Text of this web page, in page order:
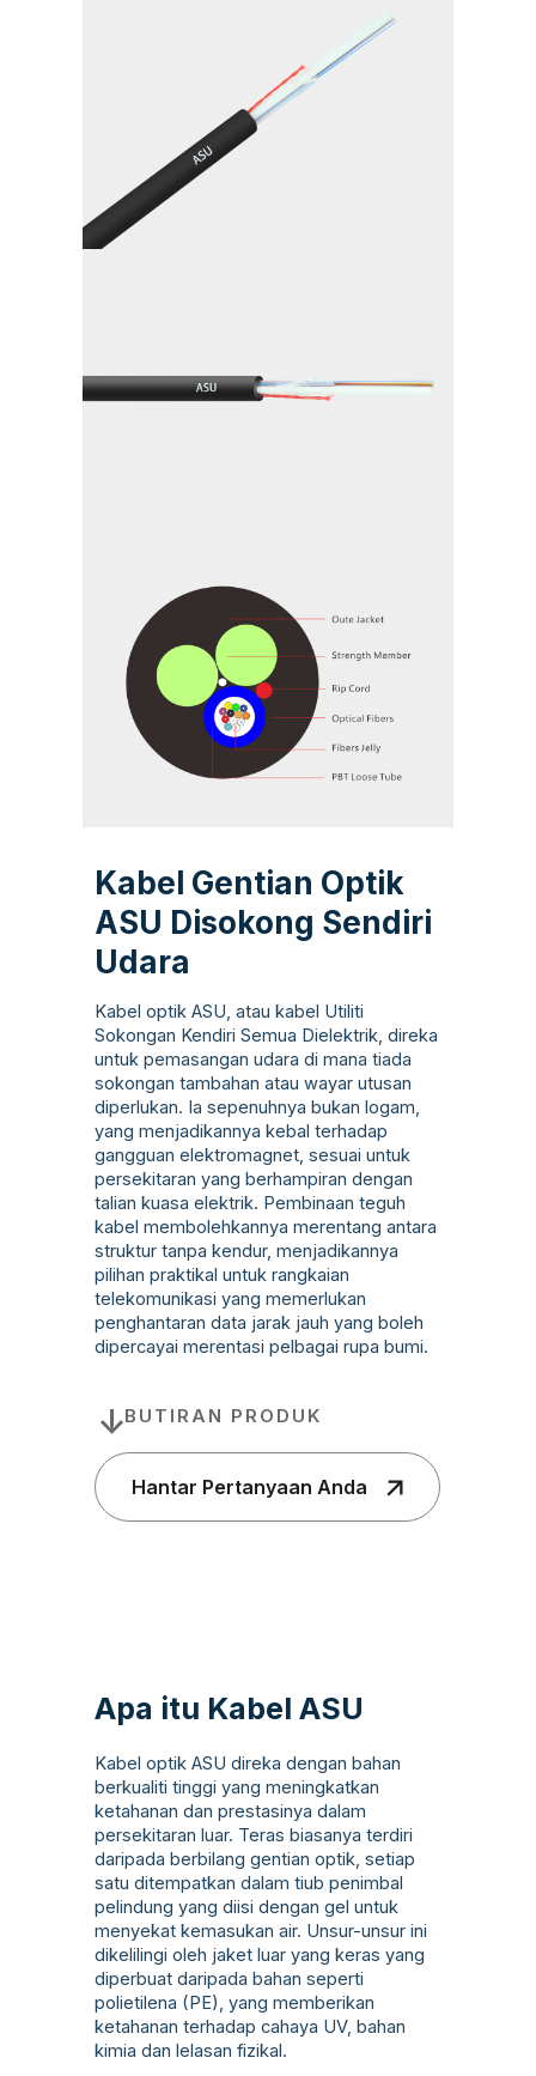
Kabel Gentian Optik
ASU Disokong Sendiri
Udara
Kabel optik ASU, atau kabel Utiliti
Sokongan Kendiri Semua Dielektrik, direka
untuk pemasangan udara di mana tiada
sokongan tambahan atau wayar utusan
diperlukan. Ia sepenuhnya bukan logam,
yang menjadikannya kebal terhadap
gangguan elektromagnet, sesuai untuk
persekitaran yang berhampiran dengan
talian kuasa elektrik. Pembinaan teguh
kabel membolehkannya merentang antara
struktur tanpa kendur, menjadikannya
pilihan praktikal untuk rangkaian
telekomunikasi yang memerlukan
penghantaran data jarak jauh yang boleh
dipercayai merentasi pelbagai rupa bumi.
BUTIRAN PRODUK
Hantar Pertanyaan Anda
Apa itu Kabel ASU
Kabel optik ASU direka dengan bahan
berkualiti tinggi yang meningkatkan
ketahanan dan prestasinya dalam
persekitaran luar. Teras biasanya terdiri
daripada berbilang gentian optik, setiap
satu ditempatkan dalam tiub penimbal
pelindung yang diisi dengan gel untuk
menyekat kemasukan air. Unsur-unsur ini
dikelilingi oleh jaket luar yang keras yang
diperbuat daripada bahan seperti
polietilena (PE), yang memberikan
ketahanan terhadap cahaya UV, bahan
kimia dan lelasan fizikal.